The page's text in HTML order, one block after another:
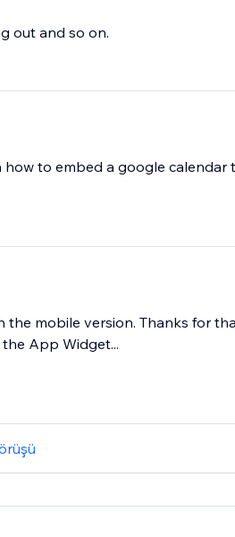
out and so on.
to embed a google calendar
the mobile version. Thanks for
App Widget...